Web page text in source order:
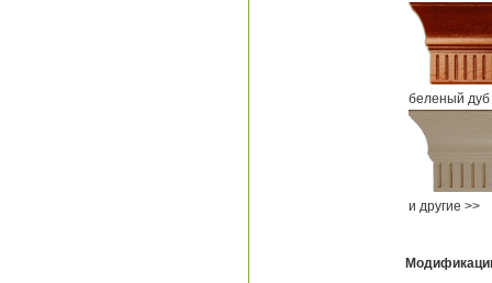
беленый дуб
и другие >>